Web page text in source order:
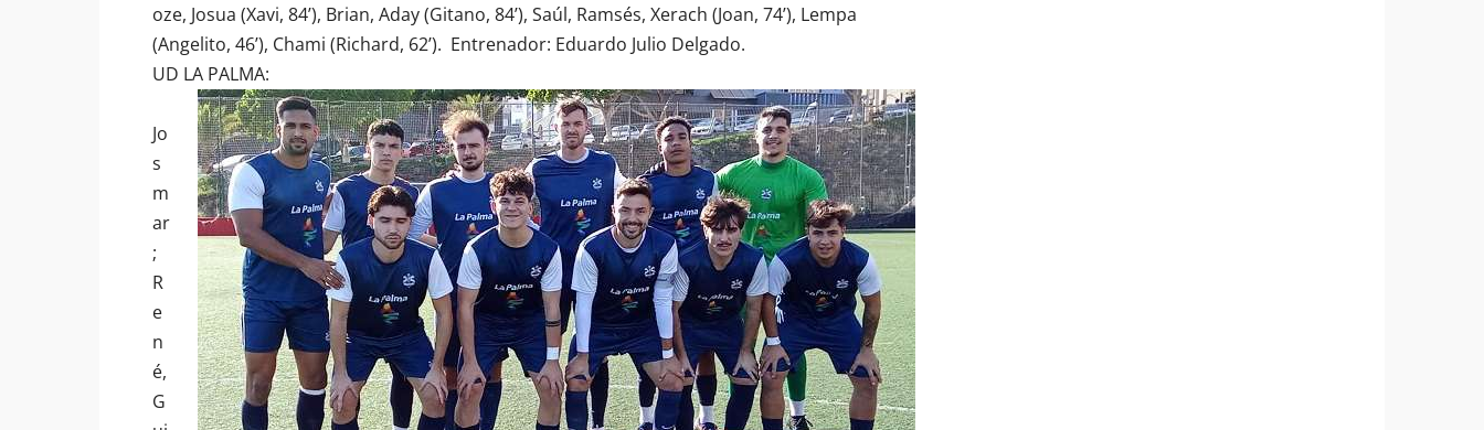
oze, Josua (Xavi, 84’), Brian, Aday (Gitano, 84’), Saúl, Ramsés, Xerach (Joan, 74’), Lempa
(Angelito, 46’), Chami (Richard, 62’). Entrenador: Eduardo Julio Delgado.
UD LA PALMA:
Jo
s
m
ar
;
R
e
n
é,
G